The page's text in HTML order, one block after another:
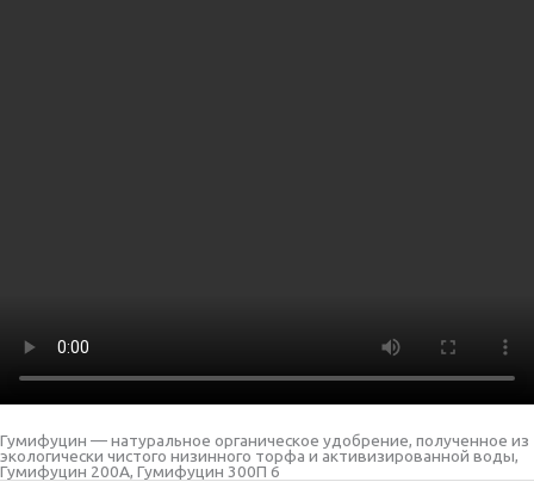
Гумифуцин — натуральное органическое удобрение, полученное из
экологически чистого низинного торфа и активизированной воды,
Гумифуцин 200А, Гумифуцин 300П 6